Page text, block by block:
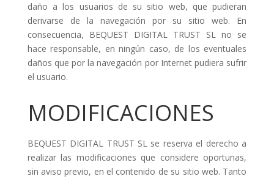
daño a los usuarios de su sitio web, que pudieran
derivarse de la navegación por su sitio web. En
consecuencia, BEQUEST DIGITAL TRUST SL no se
hace responsable, en ningún caso, de los eventuales
daños que por la navegación por Internet pudiera sufrir
el usuario.
MODIFICACIONES
BEQUEST DIGITAL TRUST SL se reserva el derecho a
realizar las modificaciones que considere oportunas,
sin aviso previo, en el contenido de su sitio web. Tanto